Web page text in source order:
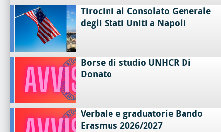
Tirocini al Consolato Generale
degli Stati Uniti a Napoli
Borse di studio UNHCR Di
Donato
Verbale e graduatorie Bando
Erasmus 2026/2027